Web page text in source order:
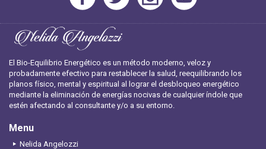
El Bio-Equilibrio Energético es un método moderno, veloz y
probadamente efectivo para restablecer la salud, reequilibrando los
planos físico, mental y espiritual al lograr el desbloqueo energético
mediante la eliminación de energías nocivas de cualquier índole que
estén afectando al consultante y/o a su entorno.
Menu
Nelida Angelozzi